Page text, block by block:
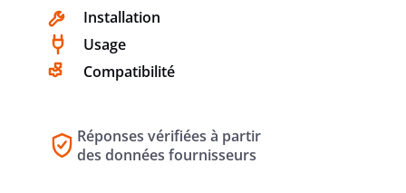
TENSION NOMINALE U
TENSION NOMINALE UO
Installation
Usage
Compatibilité
Réponses vérifiées à partir
des données fournisseurs